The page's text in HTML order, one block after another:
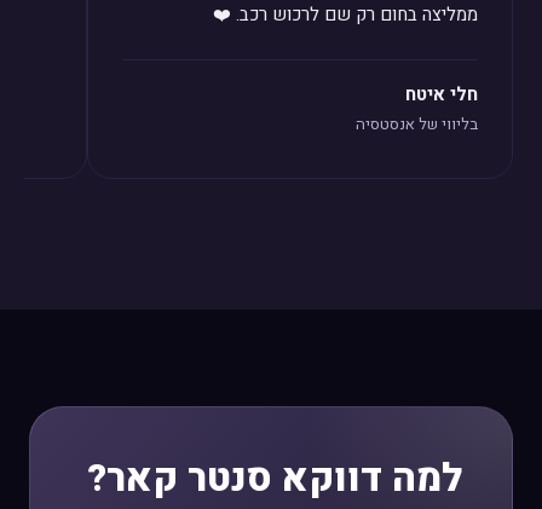
ממליצה בחום רק שם לרכוש רכב. ❤️
חלי איטח
בליווי של אנסטסיה
למה דווקא סנטר קאר?